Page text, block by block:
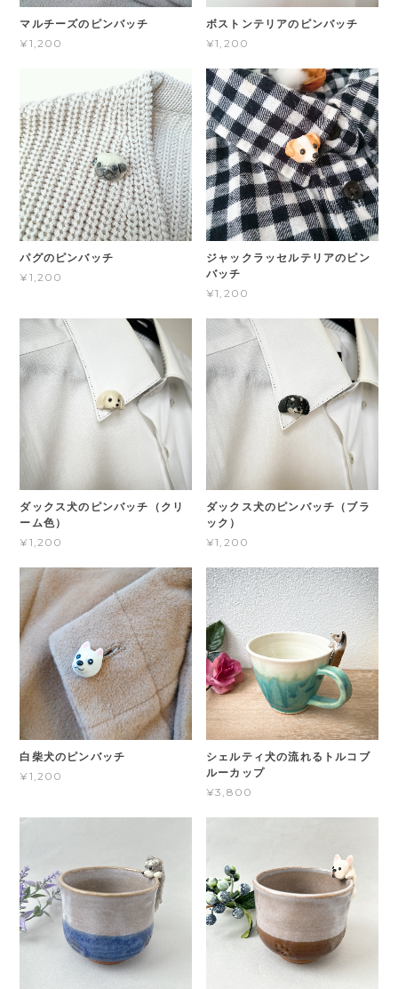
マルチーズのピンバッチ
¥1,200
ボストンテリアのピンバッチ
¥1,200
パグのピンバッチ
¥1,200
ジャックラッセルテリアのピン
バッチ
¥1,200
ダックス犬のピンバッチ（クリ
ーム色）
¥1,200
ダックス犬のピンバッチ（ブラ
ック）
¥1,200
白柴犬のピンバッチ
¥1,200
シェルティ犬の流れるトルコブ
ルーカップ
¥3,800